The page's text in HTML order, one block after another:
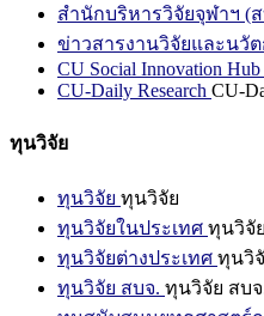
สำนักบริหารวิจัยจุฬาฯ (
ข่าวสารงานวิจัยและนวั
CU Social Innovation Hub
CU-Daily Research CU-
ทุนวิจัย
ทุนวิจัย ทุนวิจัย
ทุนวิจัยในประเทศ ทุนวิจั
ทุนวิจัยต่างประเทศ ทุนวิ
ทุนวิจัย สบจ. ทุนวิจัย สบจ